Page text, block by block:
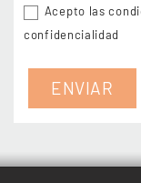
Acepto las
confidencialidad